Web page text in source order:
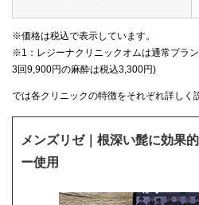
※価格は税込で表示しています。
※1：レジーナクリニックオムは通常プラ
3回9,900円の麻酔は税込3,300円)
では各クリニックの特徴をそれぞれ詳しく
メンズリゼ｜根深い髭に効果
ー使用